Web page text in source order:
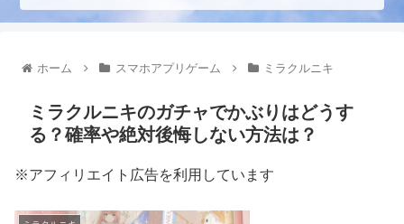
ホーム スマホアプリゲーム ミラクルニキ
ミラクルニキのガチャでかぶりはどうす
る？確率や絶対後悔しない方法は？
※アフィリエイト広告を利用しています